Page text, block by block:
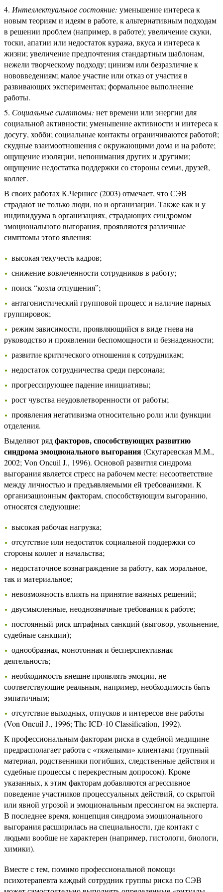
Интеллектуальное состояние: уменьшение интереса к
новым теориям и идеям в работе, к альтернативным подходам
в решении проблем (например, в работе); увеличение скуки,
тоски, апатии или недостаток куража, вкуса и интереса к
жизни; увеличение предпочтения стандартным шаблонам,
нежели творческому подходу; цинизм или безразличие к
нововведениям; малое участие или отказ от участия в
развивающих экспериментах; формальное выполнение
работы.
Социальные симптомы: нет времени или энергии для
социальной активности; уменьшение активности и интереса к
досугу, хобби; социальные контакты ограничиваются работой;
скудные взаимоотношения с окружающими дома и на работе;
ощущение изоляции, непонимания других и другими;
ощущение недостатка поддержки со стороны семьи, друзей,
коллег.
В своих работах К.Чернисс (2003) отмечает, что СЭВ
страдают не только люди, но и организации. Также как и у
индивидуума в организациях, страдающих синдромом
эмоционального выгорания, проявляются различные
симптомы этого явления:
высокая текучесть кадров;
снижение вовлеченности сотрудников в работу;
поиск “козла отпущения”;
антагонистический групповой процесс и наличие парных
группировок;
режим зависимости, проявляющийся в виде гнева на
руководство и проявлении беспомощности и безнадежности;
развитие критического отношения к сотрудникам;
недостаток сотрудничества среди персонала;
прогрессирующее падение инициативы;
рост чувства неудовлетворенности от работы;
проявления негативизма относительно роли или функции
отделения.
Выделяют рядфакторов, способствующих развитию
синдрома эмоционального выгорания(Скугаревская М.М.,
2002; Von Oncuil J., 1996). Основой развития синдрома
выгорания является стресс на рабочем месте: несоответствие
между личностью и предъявляемыми ей требованиями. К
организационным факторам, способствующим выгоранию,
относятся следующие:
высокая рабочая нагрузка;
отсутствие или недостаток социальной поддержки со
стороны коллег и начальства;
недостаточное вознаграждение за работу, как моральное,
так и материальное;
невозможность влиять на принятие важных решений;
двусмысленные, неоднозначные требования к работе;
постоянный риск штрафных санкций (выговор, увольнение,
судебные санкции);
однообразная, монотонная и бесперспективная
деятельность;
необходимость внешне проявлять эмоции, не
соответствующие реальным, например, необходимость быть
эмпатичным;
отсутствие выходных, отпусков и интересов вне работы
(Von Oncuil J., 1996; The ICD-10 Classification, 1992).
К профессиональным факторам риска в судебной медицине
предрасполагает работа с «тяжелыми» клиентами (трупный
материал, родственники погибших, следственные действия и
судебные процессы с перекрестным допросом). Кроме
указанных, к этим факторам добавляются агрессивное
поведение участников процессуальных действий, со скрытой
или явной угрозой и эмоциональным прессингом на эксперта.
В последнее время, концепция синдрома эмоционального
выгорания расширилась на специальности, где контакт с
людьми вообще не характерен (например, гистологи, биологи,
химики).
Вместе с тем, помимо профессиональной помощи
психотерапевта каждый сотрудник группы риска по СЭВ